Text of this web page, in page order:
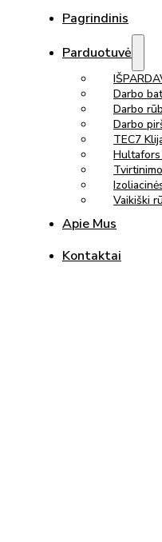
Pagrindinis
Parduotuvė
Darbo
Darbo
Darbo
TEC7
Hultafors
Vaikiški
Apie Mus
Kontaktai